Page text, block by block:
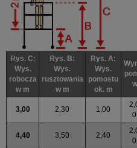
Rys. C:
Wys.
robocza
w m
Rys. B:
Wys.
rusztowania
w m
Rys. A:
Wys.
pomostu
ok. m
3,00 2,30 1,00
4,40 3,50 2,40